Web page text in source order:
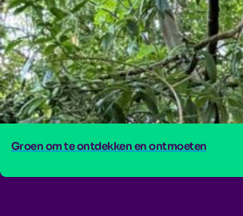
Groen om te ontdekken en ontmoeten